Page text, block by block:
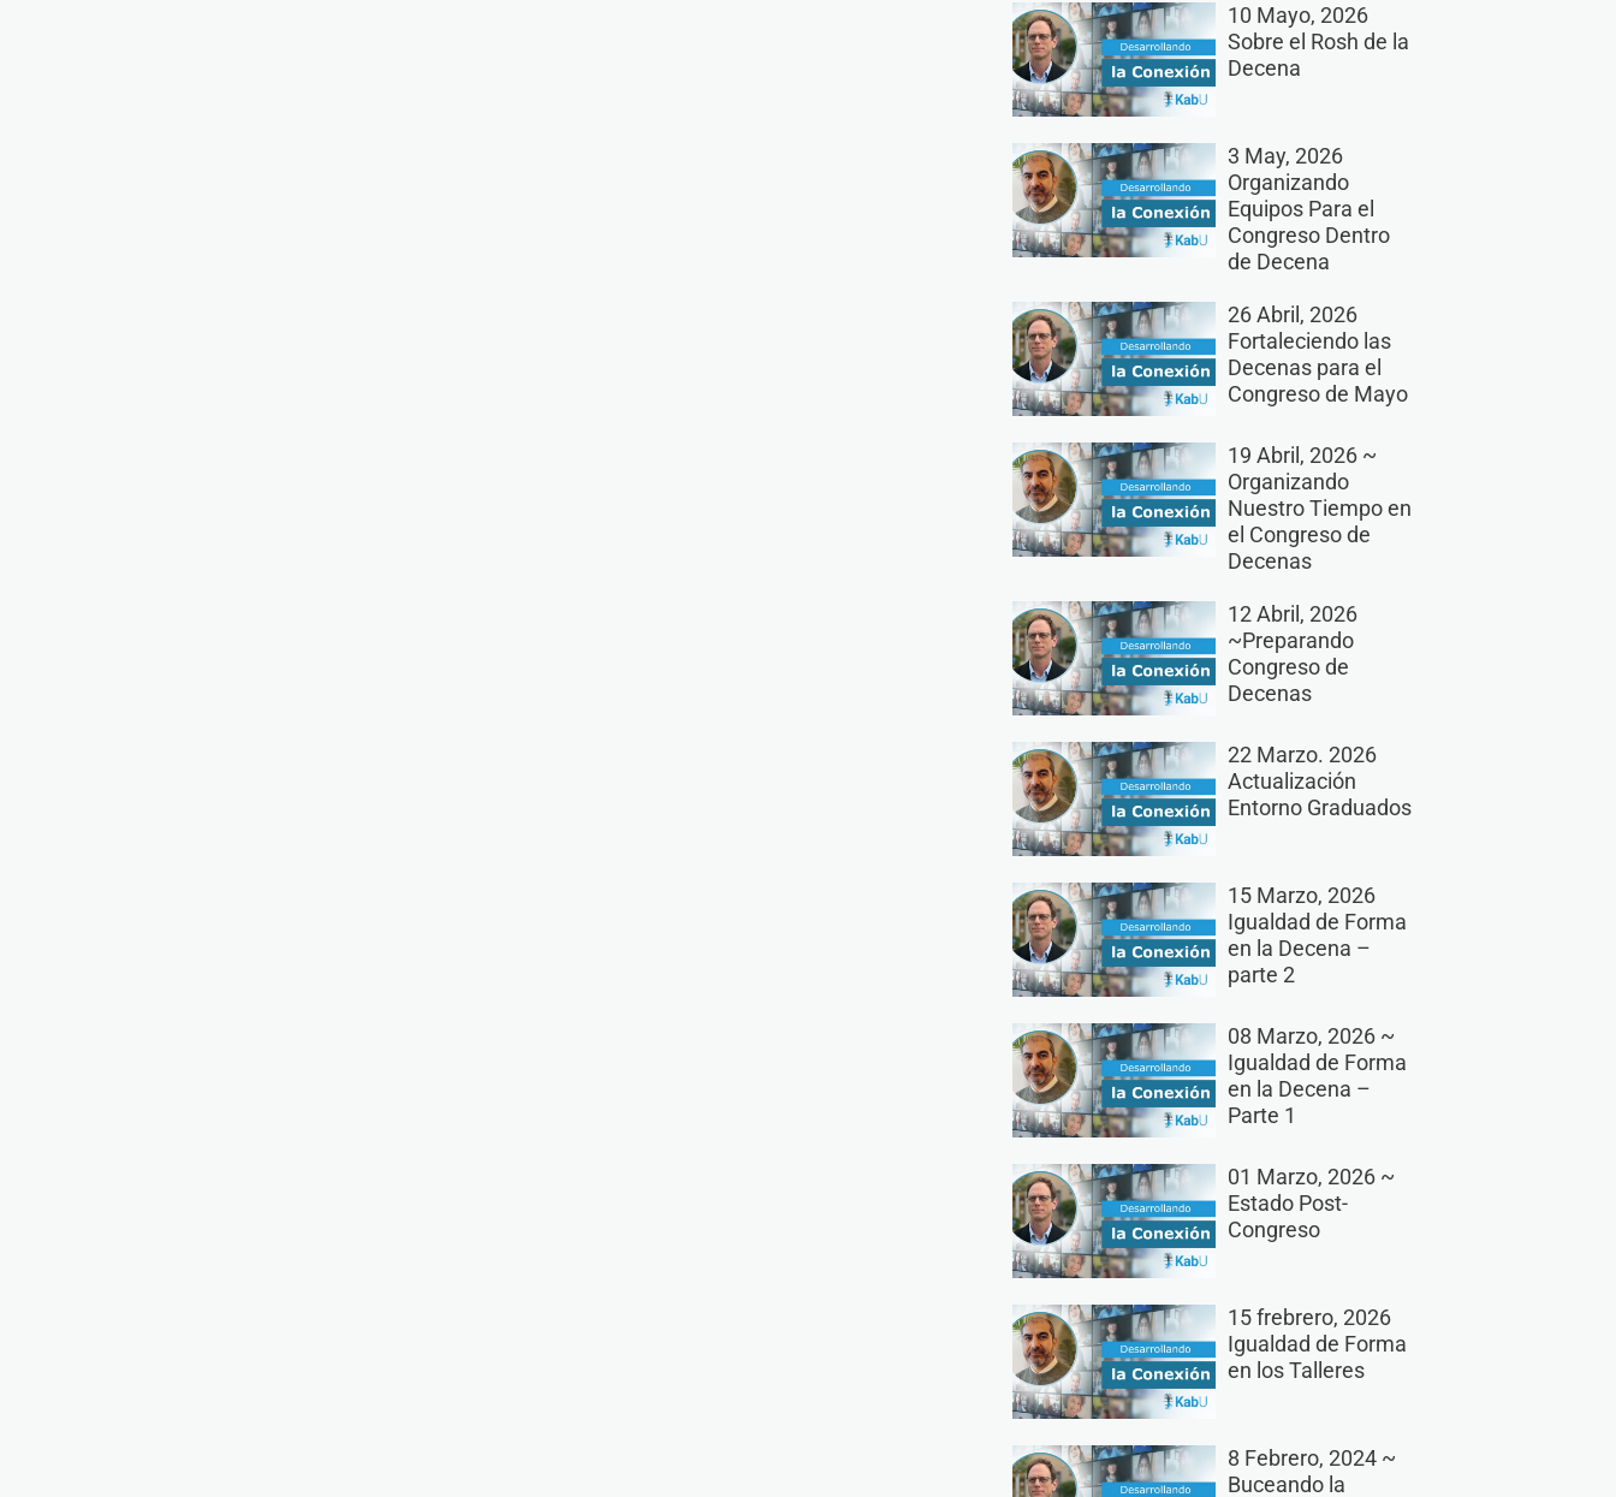
10 Mayo, 2026
Sobre el Rosh de la
Decena
3 May, 2026
Organizando
Equipos Para el
Congreso Dentro
de Decena
26 Abril, 2026
Fortaleciendo las
Decenas para el
Congreso de Mayo
19 Abril, 2026 ~
Organizando
Nuestro Tiempo en
el Congreso de
Decenas
12 Abril, 2026
~Preparando
Congreso de
Decenas
22 Marzo. 2026
Actualización
Entorno Graduados
15 Marzo, 2026
Igualdad de Forma
en la Decena –
parte 2
08 Marzo, 2026 ~
Igualdad de Forma
en la Decena –
Parte 1
01 Marzo, 2026 ~
Estado Post-
Congreso
15 frebrero, 2026
Igualdad de Forma
en los Talleres
8 Febrero, 2024 ~
Buceando la